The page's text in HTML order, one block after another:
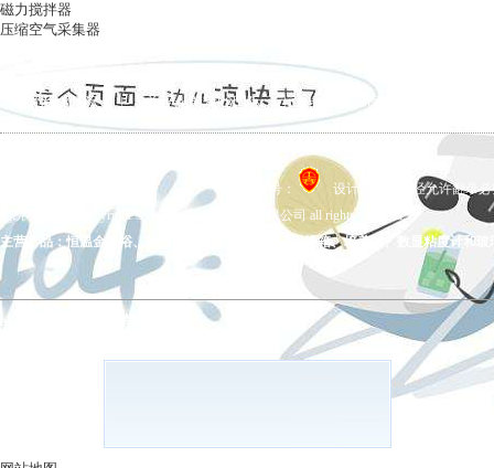
磁力搅拌器
压缩空气采集器
ag凯发k8国际 | 关于ag凯发k8国际 | ag凯发k8国际的产品展示
备案号：
设计制作，未经允许翻录
ag凯发k8国际 copyright © 上海五相仪器仪表有限公司 all rights reserved.
主营产品：恒温金属浴、拍打式均质器、氮吹仪、干燥箱、培养箱、数显粘度计和
ag凯发k8国际的友情链接：